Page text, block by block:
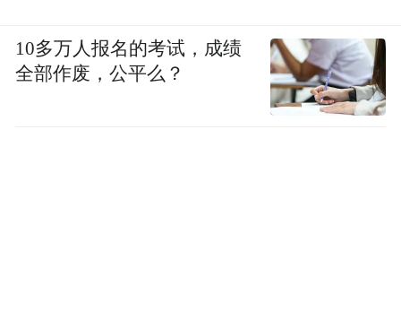
守”的智能系统。粉尘被实时感知、风机被精
准调节、能耗被持续优化——所有这一切，
10多万人报名的考试，成绩
全部作废，公平么？